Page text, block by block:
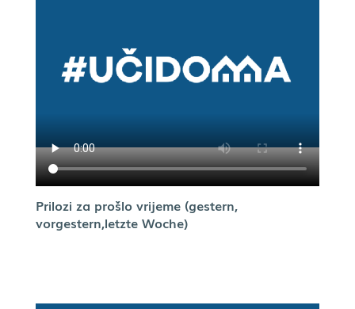
Prilozi za prošlo vrijeme (gestern,
vorgestern,letzte Woche)